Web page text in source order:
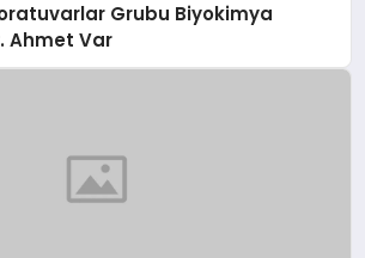
Grubu Biyokimya
Ahmet Var